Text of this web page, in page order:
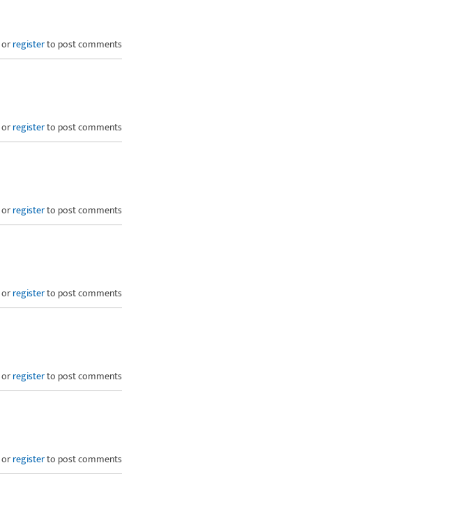
orregisterto post comments
orregisterto post comments
orregisterto post comments
orregisterto post comments
orregisterto post comments
orregisterto post comments